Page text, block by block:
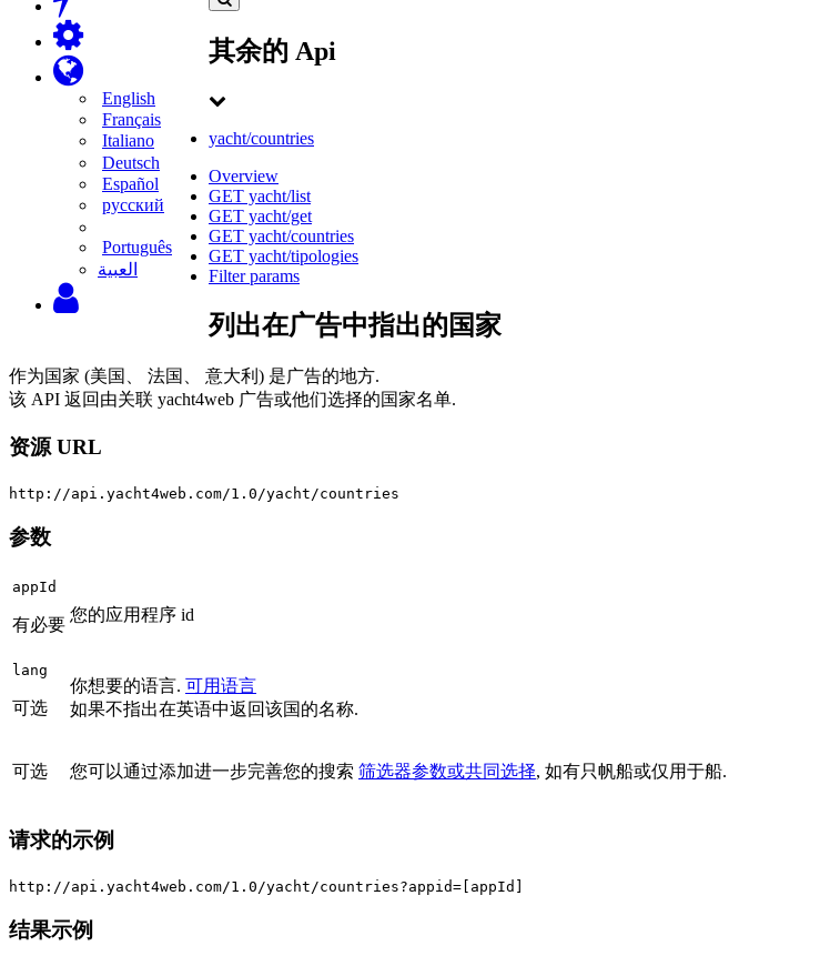
English
Français
Italiano
Deutsch
Español
русский
Português
‫العبية
其余的 Api
yacht/countries
Overview
GET yacht/list
GET yacht/get
GET yacht/countries
GET yacht/tipologies
Filter params
列出在广告中指出的国家
作为国家 (美国、 法国、 意大利) 是广告的地方.
该 API 返回由关联 yacht4web 广告或他们选择的国家名单.
资源 URL
http://api.yacht4web.com/1.0/yacht/countries
参数
appId
有必要
您的应用程序 id
lang
可选
你想要的语言. 可用语言
如果不指出在英语中返回该国的名称.
可选 您可以通过添加进一步完善您的搜索 筛选器参数或共同选择, 如有只帆船或仅用于船.
请求的示例
http://api.yacht4web.com/1.0/yacht/countries?appid=[appId]
结果示例